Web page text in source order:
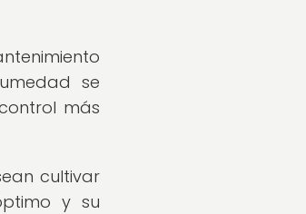
se
más
cultivar
y su